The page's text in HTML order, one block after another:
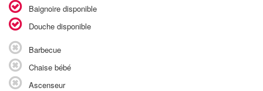
Baignoire disponible
Douche disponible
Barbecue
Chaise bébé
Ascenseur